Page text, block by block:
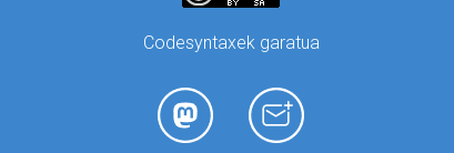
Codesyntaxek garatua